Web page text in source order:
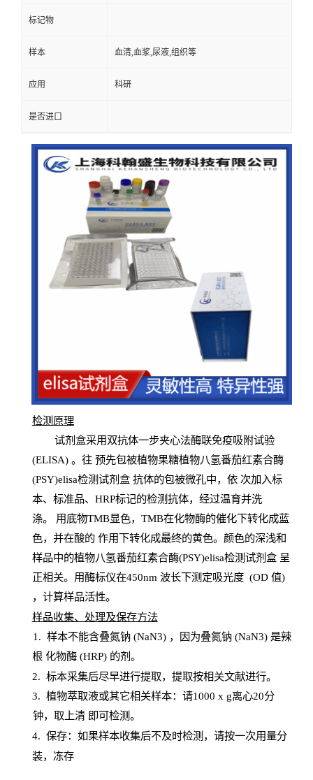
标记物
样本 血清,血浆,尿液,组织等
应用 科研
是否进口
检测原理
试剂盒采用双抗体一步夹心法酶联免疫吸附试验
(ELISA) 。往 预先包被植物果糖植物八氢番茄红素合酶
(PSY)elisa检测试剂盒抗体的包被微孔中，依 次加入标
本、标准品、 HRP标记的检测抗体，经过温育并洗
涤。 用底物TMB显色， TMB在化物酶的催化下转化成蓝
色，并在酸的 作用下转化成最终的黄色。颜色的深浅和
样品中的植物八氢番茄红素合酶(PSY)elisa检测试剂盒呈
正相关。用酶标仪在450nm 波长下测定吸光度 (OD 值)
，计算样品活性。
样品收集、处理及保存方法
1 . 样本不能含叠氮钠(NaN3) ，因为叠氮钠 (NaN3) 是辣
根 化物酶(HRP) 的剂。
2. 标本采集后尽早进行提取，提取按相关文献进行。
3. 植物萃取液或其它相关样本：请1000 x g离心20分
钟，取上清 即可检测。
4. 保存：如果样本收集后不及时检测，请按一次用量分
装，冻存